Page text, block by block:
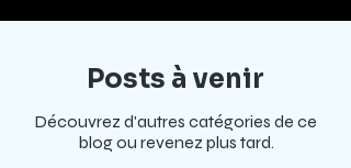
Posts à venir
Découvrez d'autres catégories de ce
blog ou revenez plus tard.